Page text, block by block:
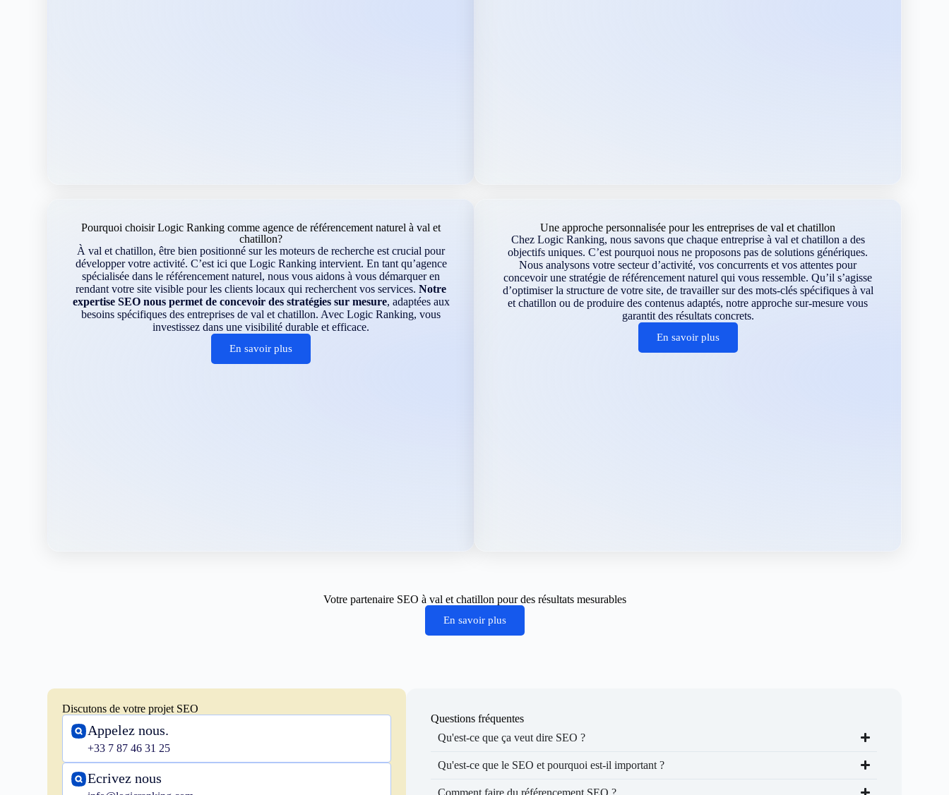
Pourquoi choisir Logic Ranking comme agence de référencement naturel à val et
chatillon?
À val et chatillon, être bien positionné sur les moteurs de recherche est crucial pour
développer votre activité. C’est ici que Logic Ranking intervient. En tant qu’agence
spécialisée dans le référencement naturel, nous vous aidons à vous démarquer en
rendant votre site visible pour les clients locaux qui recherchent vos services.Notre
expertise SEO nous permet de concevoir des stratégies sur mesure, adaptées aux
besoins spécifiques des entreprises de val et chatillon. Avec Logic Ranking, vous
investissez dans une visibilité durable et efficace.
En savoir plus
Une approche personnalisée pour les entreprises de val et chatillon
Chez Logic Ranking, nous savons que chaque entreprise à val et chatillon a des
objectifs uniques. C’est pourquoi nous ne proposons pas de solutions génériques.
Nous analysons votre secteur d’activité, vos concurrents et vos attentes pour
concevoir une stratégie de référencement naturel qui vous ressemble. Qu’il s’agisse
d’optimiser la structure de votre site, de travailler sur des mots-clés spécifiques à val
et chatillon ou de produire des contenus adaptés, notre approche sur-mesure vous
garantit des résultats concrets.
En savoir plus
Votre partenaire SEO à val et chatillon pour des résultats mesurables
En savoir plus
Discutons de votre projet SEO
Appelez nous.
+33 7 87 46 31 25
Ecrivez nous
Questions fréquentes
Qu'est-ce que ça veut dire SEO ?
Qu'est-ce que le SEO et pourquoi est-il important ?
Comment faire du référencement SEO ?